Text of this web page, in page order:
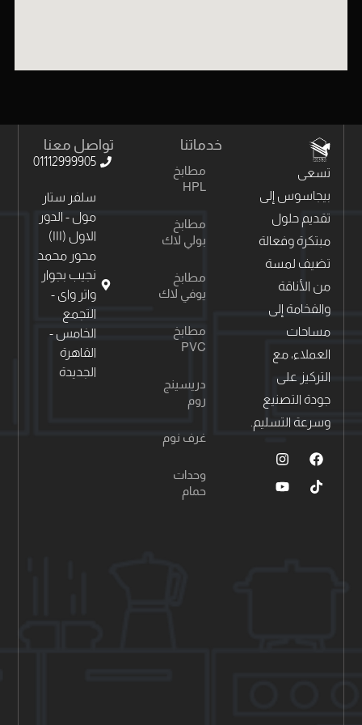
تسعى
بيجاسوس إلى
تقديم حلول
مبتكرة وفعالة
تضيف لمسة
من الأناقة
والفخامة إلى
مساحات
العملاء، مع
التركيز على
جودة التصنيع
وسرعة التسليم.
خدماتنا
مطابخ
HPL
مطابخ
بولي لاك
مطابخ
يوفي لاك
مطابخ
PVC
دريسينج
روم
غرف نوم
وحدات
حمام
تواصل معنا
01112999905
سلفر ستار
مول - الدور
الاول (١١١)
محور محمد
نجيب بجوار
واتر واى -
التجمع
الخامس -
القاهرة
الجديدة